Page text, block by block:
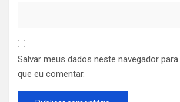
Salvar meus dados neste navegador
que eu comentar.